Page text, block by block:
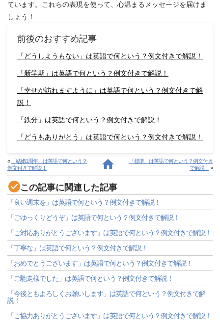
ています。これらの表現を使って、心温まるメッセージを届けま
しょう！
前後のおすすめ記事
「どうしようもない」は英語で何という？例文付きで解説！
「新学期」は英語で何という？例文付きで解説！
「幸せが訪れますように」は英語で何という？例文付きで解
説！
「鉄分」は英語で何という？例文付きで解説！
「どうもありがとう」は英語で何という？例文付きで解説！
« 「結婚1周年」は英語で何という？
例文付きで解説！
「標準」は英語で何という？例文付き
で解説！ »
この記事に関連した記事
「良い週末を」は英語で何という？例文付きで解説！
「ごゆっくりどうぞ」は英語で何という？例文付きで解説！
「ご対応ありがとうございます」は英語で何という？例文付きで解説！
「丁寧な」は英語で何という？例文付きで解説！
「おめでとうございます」は英語で何という？例文付きで解説！
「ご馳走様でした」は英語で何という？例文付きで解説！
「今後ともよろしくお願いします」は英語で何という？例文付きで解
説！
「ご協力ありがとうございます」は英語で何という？例文付きで解説！